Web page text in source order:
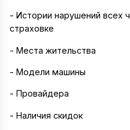
- Истории нарушений всех
страховке
- Места жительства
- Модели машины
- Провайдера
- Наличия скидок